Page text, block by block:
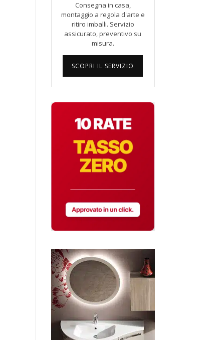
Consegna in casa,
montaggio a regola d'arte e
ritiro imballi. Servizio
assicurato, preventivo su
misura.
SCOPRI IL SERVIZIO